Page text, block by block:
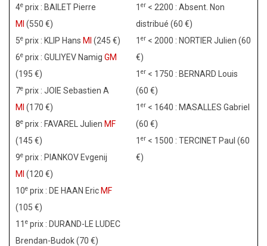
4e prix : BAILET Pierre
MI (550 €)
5e prix : KLIP Hans MI (245 €)
6e prix : GULIYEV Namig GM
(195 €)
7e prix : JOIE Sebastien A
MI (170 €)
8e prix : FAVAREL Julien MF
(145 €)
9e prix : PIANKOV Evgenij
MI (120 €)
10e prix : DE HAAN Eric MF
(105 €)
11 e prix : DURAND-LE LUDEC
Brendan-Budok (70 €)
1 er < 2200 : Absent. Non
distribué (60 €)
1 er < 2000 : NORTIER Julien (60
€)
1 er < 1750 : BERNARD Louis
(60 €)
1 er < 1640 : MASALLES Gabriel
(60 €)
1 er < 1500 : TERCINET Paul (60
€)